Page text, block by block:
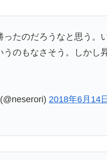
ったのだろうなと思う。
うのもなさそう。しかし
2018年6月14日